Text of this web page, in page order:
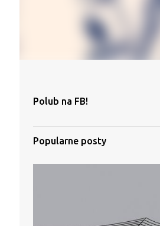
Polub na FB!
Popularne posty